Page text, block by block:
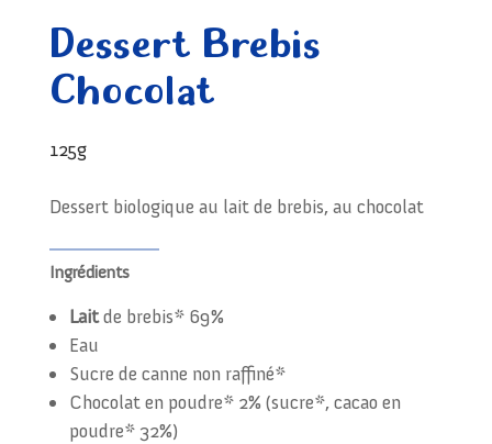
Dessert Brebis
Chocolat
125g
Dessert biologique au lait de brebis, au chocolat
Ingrédients
Laitde brebis* 69%
Eau
Sucre de canne non raffiné*
Chocolat en poudre* 2% (sucre*, cacao en
poudre* 32%)